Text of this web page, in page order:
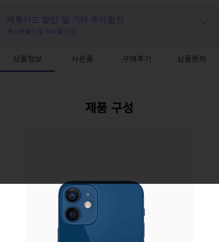
'제휴카드 할인' 및 기타 추가할인
온가족할인 및 복지할인 등
상품정보 사은품 구매후기 상품문의